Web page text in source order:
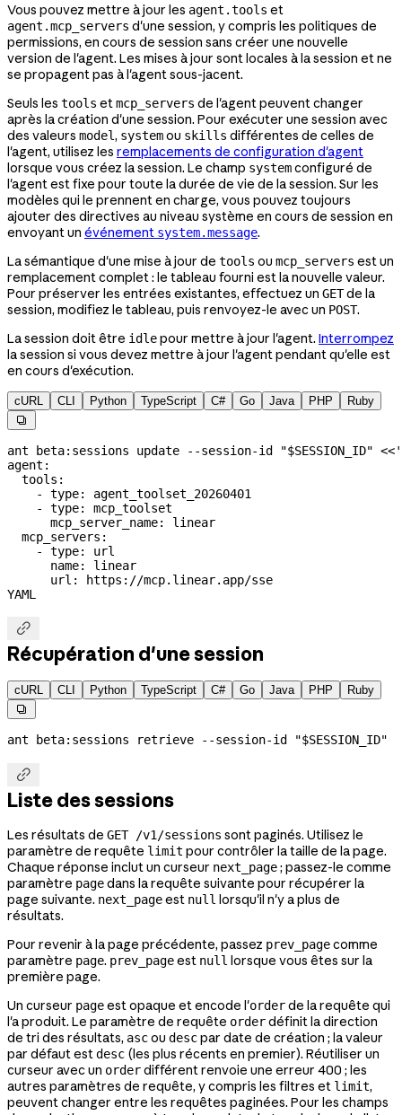
Vous pouvez mettre à jour les agent.tools et
agent.mcp_servers d'une session, y compris les politiques de
permissions, en cours de session sans créer une nouvelle
version de l'agent. Les mises à jour sont locales à la session et ne
se propagent pas à l'agent sous-jacent.
Seuls les tools et mcp_servers de l'agent peuvent changer
après la création d'une session. Pour exécuter une session avec
des valeurs model, systemou skills différentes de celles de
l'agent, utilisez les remplacements de configuration d'agent
lorsque vous créez la session. Le champ systemconfiguré de
l'agent est fixe pour toute la durée de vie de la session. Sur les
modèles qui le prennent en charge, vous pouvez toujours
ajouter des directives au niveau système en cours de session en
envoyant un événement system.message.
La sémantique d'une mise à jour de tools ou mcp_servers est un
remplacement complet : le tableau fourni est la nouvelle valeur.
Pour préserver les entrées existantes, effectuez un GETde la
session, modifiez le tableau, puis renvoyez-le avec un POST.
La session doit être idlepour mettre à jour l'agent. Interrompez
la session si vous devez mettre à jour l'agent pendant qu'elle est
en cours d'exécution.
cURL CLI Python TypeScript C# Go Java PHP Ruby

ant beta:sessions update --session-id "$SESSION_ID" <<
agent:
  tools:
    - type: agent_toolset_20260401
    - type: mcp_toolset
      mcp_server_name: linear
  mcp_servers:
    - type: url
      name: linear
      url: https://mcp.linear.app/sse
YAML

Récupération d'une session
cURL CLI Python TypeScript C# Go Java PHP Ruby

ant beta:sessions retrieve --session-id "$SESSION_ID"

Liste des sessions
Les résultats de GET /v1/sessions sont paginés. Utilisez le
paramètre de requête limit pour contrôler la taille de la page.
Chaque réponse inclut un curseur next_page; passez-le comme
paramètre pagedans la requête suivante pour récupérer la
page suivante. next_pageest null lorsqu'il n'y a plus de
résultats.
Pour revenir à la page précédente, passez prev_pagecomme
paramètre page. prev_pageest null lorsque vous êtes sur la
première page.
Un curseur pageest opaque et encode l'orderde la requête qui
l'a produit. Le paramètre de requête orderdéfinit la direction
de tri des résultats, ascou descpar date de création ; la valeur
par défaut estdesc (les plus récents en premier). Réutiliser un
curseur avec un orderdifférent renvoie une erreur 400 ; les
autres paramètres de requête, y compris les filtres et limit,
peuvent changer entre les requêtes paginées. Pour les champs